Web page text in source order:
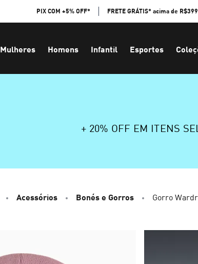
PIX COM +5% OFF* FRETE GRÁTIS* acima de
Mulheres Homens Infantil Esportes
+ 20% OFF EM ITENS
Acessórios Bonés e Gorros Gorro